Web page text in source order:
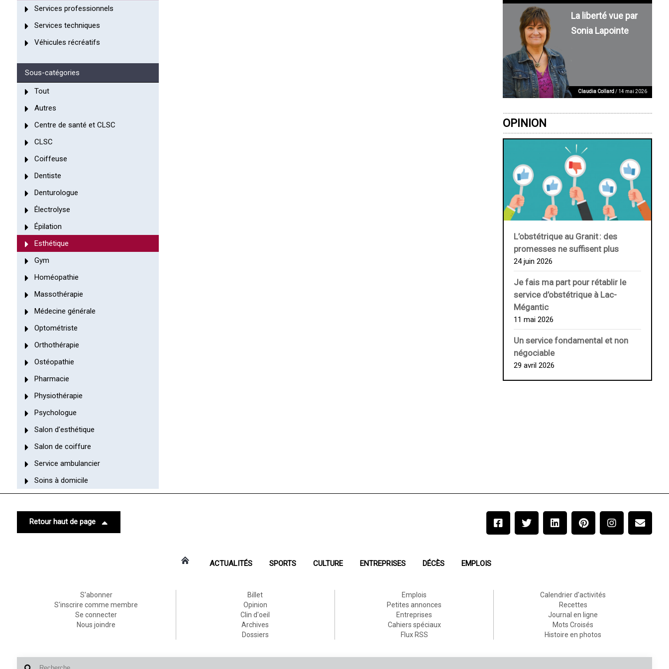
Services professionnels
Services techniques
Véhicules récréatifs
Sous-catégories
Tout
Autres
Centre de santé et CLSC
CLSC
Coiffeuse
Dentiste
Denturologue
Électrolyse
Épilation
Esthétique
Gym
Homéopathie
Massothérapie
Médecine générale
Optométriste
Orthothérapie
Ostéopathie
Pharmacie
Physiothérapie
Psychologue
Salon d'esthétique
Salon de coiffure
Service ambulancier
Soins à domicile
La liberté vue par
Sonia Lapointe
Claudia Collard/ 14 mai 2026
OPINION
L’obstétrique au ­Granit : des
promesses ne suffisent plus
24 juin 2026
Je fais ma part pour rétablir le
service d’obstétrique à Lac-
Mégantic
11 mai 2026
Un service fondamental et non
négociable
29 avril 2026
Retour haut de page
ACTUALITÉS SPORTS CULTURE ENTREPRISES DÉCÈS EMPLOIS
S'abonner
S'inscrire comme membre
Se connecter
Nous joindre
Billet
Opinion
Clin d'oeil
Archives
Dossiers
Emplois
Petites annonces
Entreprises
Cahiers spéciaux
Flux RSS
Calendrier d'activités
Recettes
Journal en ligne
Mots Croisés
Histoire en photos